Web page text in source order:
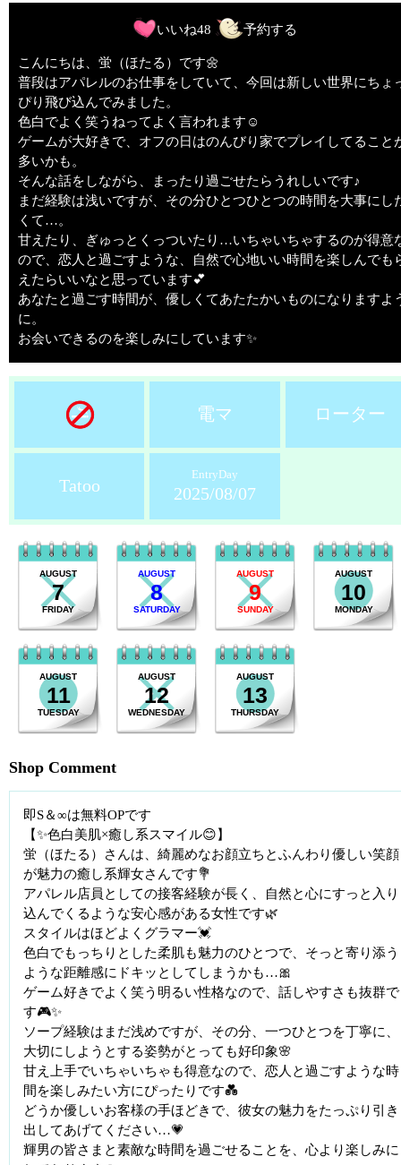
いいね48 予約する
こんにちは、蛍（ほたる）です🌼
普段はアパレルのお仕事をしていて、今回は新しい世界にちょ
ぴり飛び込んでみました。
色白でよく笑うねってよく言われます☺️
ゲームが大好きで、オフの日はのんびり家でプレイしてること
多いかも。
そんな話をしながら、まったり過ごせたらうれしいです♪
まだ経験は浅いですが、その分ひとつひとつの時間を大事にし
くて…。
甘えたり、ぎゅっとくっついたり…いちゃいちゃするのが得意
ので、恋人と過ごすような、自然で心地いい時間を楽しんでも
えたらいいなと思っています💕
あなたと過ごす時間が、優しくてあたたかいものになりますよ
に。
お会いできるのを楽しみにしています✨
電マ ローター
Tatoo
EntryDay
2025/08/07
AUGUST
7
FRIDAY
AUGUST
8
SATURDAY
AUGUST
9
SUNDAY
AUGUST
10
MONDAY
AUGUST
11
TUESDAY
AUGUST
12
WEDNESDAY
AUGUST
13
THURSDAY
Shop Comment
即S＆∞は無料OPです
【✨色白美肌×癒し系スマイル😊】
蛍（ほたる）さんは、綺麗めなお顔立ちとふんわり優しい笑顔
が魅力の癒し系輝女さんです💐
アパレル店員としての接客経験が長く、自然と心にすっと入り
込んでくるような安心感がある女性です🌿
スタイルはほどよくグラマー💓
色白でもっちりとした柔肌も魅力のひとつで、そっと寄り添う
ような距離感にドキッとしてしまうかも…🎀
ゲーム好きでよく笑う明るい性格なので、話しやすさも抜群で
す🎮✨
ソープ経験はまだ浅めですが、その分、一つひとつを丁寧に、
大切にしようとする姿勢がとっても好印象🌸
甘え上手でいちゃいちゃも得意なので、恋人と過ごすような時
間を楽しみたい方にぴったりです💑
どうか優しいお客様の手ほどきで、彼女の魅力をたっぷり引き
出してあげてください…💗
輝男の皆さまと素敵な時間を過ごせることを、心より楽しみに